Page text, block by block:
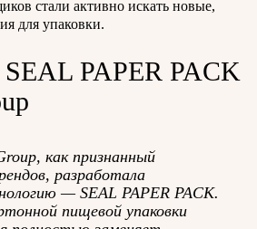
стали активно искать новые,
для упаковки.
SEAL PAPER PACK
как признанный
разработала
— SEAL PAPER PACK.
пищевой упаковки